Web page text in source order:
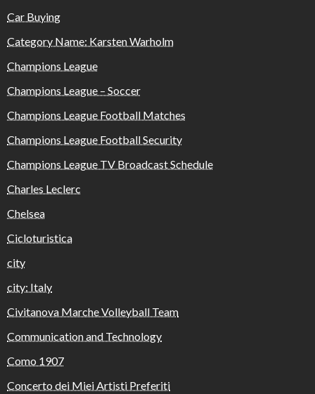
Car Buying
Category Name: Karsten Warholm
Champions League
Champions League – Soccer
Champions League Football Matches
Champions League Football Security
Champions League TV Broadcast Schedule
Charles Leclerc
Chelsea
Cicloturistica
city
city: Italy
Civitanova Marche Volleyball Team
Communication and Technology
Como 1907
Concerto dei Miei Artisti Preferiti